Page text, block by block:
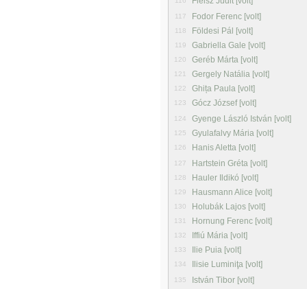
117 Fodor Ferenc [volt]
118 Földesi Pál [volt]
119 Gabriella Gale [volt]
120 Geréb Márta [volt]
121 Gergely Natália [volt]
122 Ghița Paula [volt]
123 Gócz József [volt]
124 Gyenge László István [volt]
125 Gyulafalvy Mária [volt]
126 Hanis Aletta [volt]
127 Hartstein Gréta [volt]
128 Hauler Ildikó [volt]
129 Hausmann Alice [volt]
130 Holubák Lajos [volt]
131 Hornung Ferenc [volt]
132 Iffiú Mária [volt]
133 Ilie Puia [volt]
134 Ilisie Luminiţa [volt]
135 István Tibor [volt]